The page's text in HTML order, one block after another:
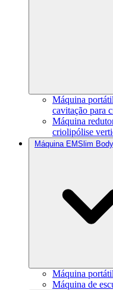
Máquina
cavitação para
Máquina
criolipólise
Máquina EMSlim
Máquina
Máquina de